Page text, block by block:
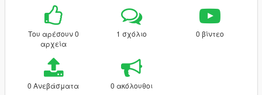
Του αρέσουν 0
αρχεία
1 σχόλιο 0 βίντεο
0 Ανεβάσματα 0 ακόλουθοι